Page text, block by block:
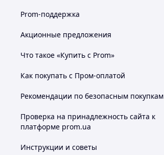
Prom-поддержка
Акционные предложения
Что такое «Купить с Prom»
Как покупать с Пром-оплатой
Рекомендации по безопасным покупкам
Проверка на принадлежность сайта к
платформе prom.ua
Инструкции и советы